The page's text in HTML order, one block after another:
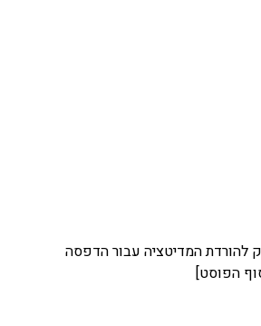
להורדת המדיטציה עבור הדפסה
הפוסט]